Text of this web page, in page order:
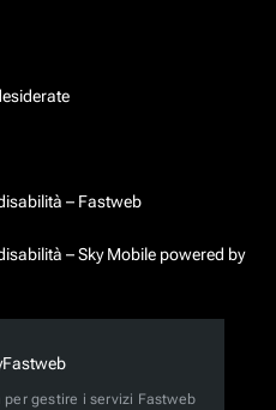
– Fastweb
– Sky Mobile powered by
gestire i servizi Fastweb